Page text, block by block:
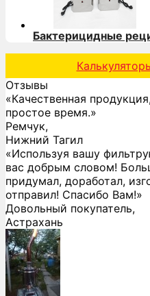
Бактерицидные
Отзывы
«Качественная
простое время.»
Ремчук,
Нижний Тагил
«Используя вашу
вас добрым словом!
придумал, доработал,
отправил! Спасибо Вам!»
Довольный покупатель,
Астрахань